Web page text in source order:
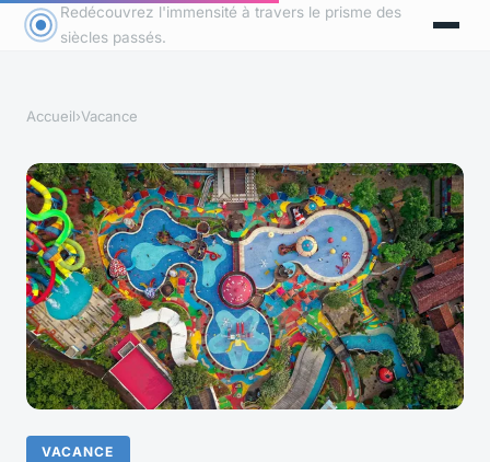
Redécouvrez l'immensité à travers le prisme des
siècles passés.
Accueil›Vacance
VACANCE